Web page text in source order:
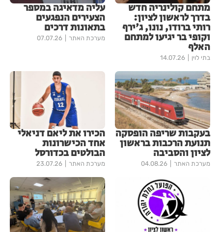
מתחם קולינריה חדש
בדרך לראשון לציון:
רותי ברודו, נונו, ג'ירף
וקופי בר יגיעו למתחם
האלף
בתי לוין 14.07.26
עליה מדאיגה במספר
הצעירים הנפגעים
בתאונות דרכים
מערכת האתר 07.07.26
בעקבות שריפה הופסקה
תנועת הרכבות בראשון
לציון והסביבה
מערכת האתר 04.08.26
הכירו את ליאם דניאלי
אחד הכישרונות
הבולטים בכדורסל
מערכת האתר 23.07.26